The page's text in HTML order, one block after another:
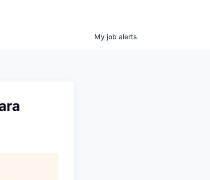
My job alerts